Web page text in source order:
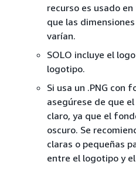
recurso es usado
que las
varían.
SOLO incluye el
logotipo.
Si usa un .PNG con
asegúrese de que
claro, ya que el
oscuro. Se
claras o pequeñas
entre el logotipo y